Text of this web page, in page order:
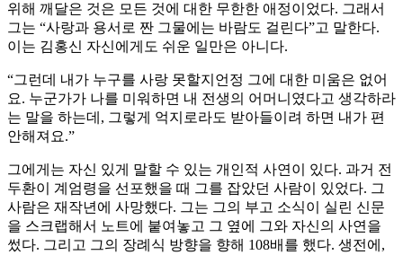
위해 깨달은 것은 모든 것에 대한 무한한 애정이었다. 그래서
그는 “사랑과 용서로 짠 그물에는 바람도 걸린다”고 말한다.
이는 김홍신 자신에게도 쉬운 일만은 아니다.
“그런데 내가 누구를 사랑 못할지언정 그에 대한 미움은 없어
요. 누군가가 나를 미워하면 내 전생의 어머니였다고 생각하라
는 말을 하는데, 그렇게 억지로라도 받아들이려 하면 내가 편
안해져요.”
그에게는 자신 있게 말할 수 있는 개인적 사연이 있다. 과거 전
두환이 계엄령을 선포했을 때 그를 잡았던 사람이 있었다. 그
사람은 재작년에 사망했다. 그는 그의 부고 소식이 실린 신문
을 스크랩해서 노트에 붙여놓고 그 옆에 그와 자신의 사연을
썼다. 그리고 그의 장례식 방향을 향해 108배를 했다. 생전에,